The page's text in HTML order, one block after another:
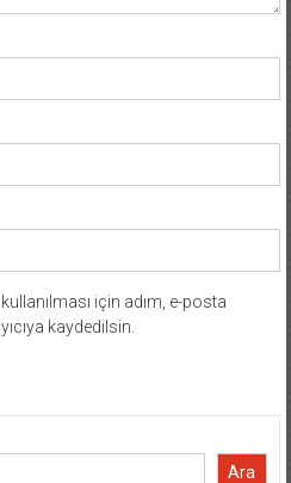
için adım, e-posta
kaydedilsin.
Ara